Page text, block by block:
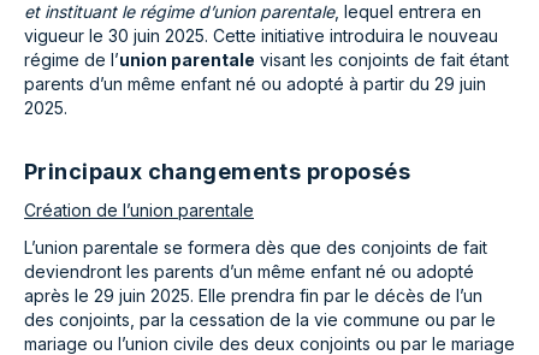
et instituant le régime d’union parentale, lequel entrera en
vigueur le 30 juin 2025. Cette initiative introduira le nouveau
régime de l’union parentale visant les conjoints de fait étant
parents d’un même enfant né ou adopté à partir du 29 juin
2025.
Principaux changements proposés
Création de l’union parentale
L’union parentale se formera dès que des conjoints de fait
deviendront les parents d’un même enfant né ou adopté
après le 29 juin 2025. Elle prendra fin par le décès de l’un
des conjoints, par la cessation de la vie commune ou par le
mariage ou l’union civile des deux conjoints ou par le mariage